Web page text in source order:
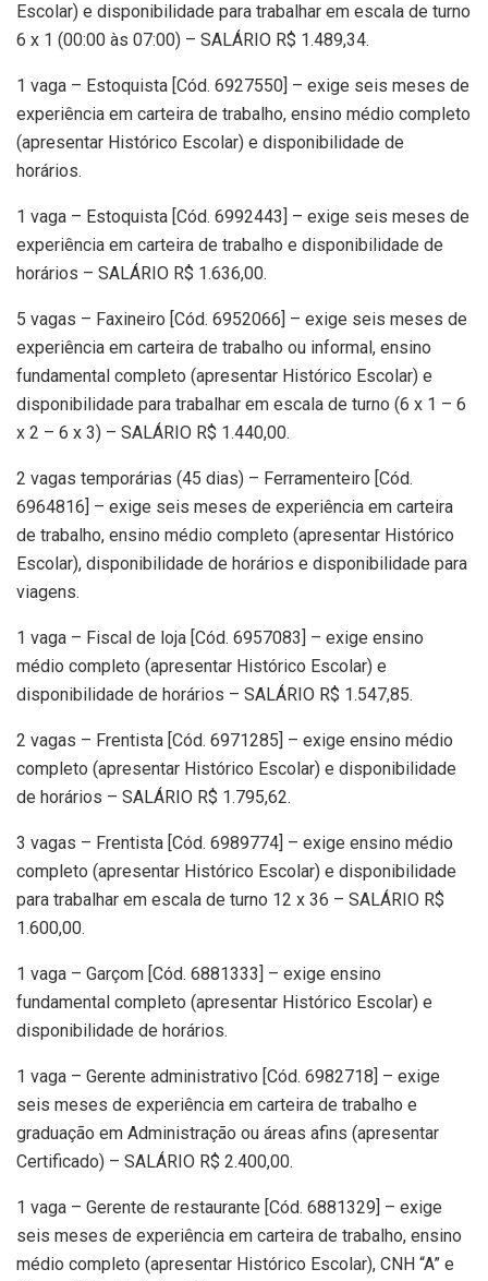
Escolar) e disponibilidade para trabalhar em escala de turno
6 x 1 (00:00 às 07:00) – SALÁRIO R$ 1.489,34.
1 vaga – Estoquista [Cód. 6927550] – exige seis meses de
experiência em carteira de trabalho, ensino médio completo
(apresentar Histórico Escolar) e disponibilidade de
horários.
1 vaga – Estoquista [Cód. 6992443] – exige seis meses de
experiência em carteira de trabalho e disponibilidade de
horários – SALÁRIO R$ 1.636,00.
5 vagas – Faxineiro [Cód. 6952066] – exige seis meses de
experiência em carteira de trabalho ou informal, ensino
fundamental completo (apresentar Histórico Escolar) e
disponibilidade para trabalhar em escala de turno (6 x 1 – 6
x 2 – 6 x 3) – SALÁRIO R$ 1.440,00.
2 vagas temporárias (45 dias) – Ferramenteiro [Cód.
6964816] – exige seis meses de experiência em carteira
de trabalho, ensino médio completo (apresentar Histórico
Escolar), disponibilidade de horários e disponibilidade para
viagens.
1 vaga – Fiscal de loja [Cód. 6957083] – exige ensino
médio completo (apresentar Histórico Escolar) e
disponibilidade de horários – SALÁRIO R$ 1.547,85.
2 vagas – Frentista [Cód. 6971285] – exige ensino médio
completo (apresentar Histórico Escolar) e disponibilidade
de horários – SALÁRIO R$ 1.795,62.
3 vagas – Frentista [Cód. 6989774] – exige ensino médio
completo (apresentar Histórico Escolar) e disponibilidade
para trabalhar em escala de turno 12 x 36 – SALÁRIO R$
1.600,00.
1 vaga – Garçom [Cód. 6881333] – exige ensino
fundamental completo (apresentar Histórico Escolar) e
disponibilidade de horários.
1 vaga – Gerente administrativo [Cód. 6982718] – exige
seis meses de experiência em carteira de trabalho e
graduação em Administração ou áreas afins (apresentar
Certificado) – SALÁRIO R$ 2.400,00.
1 vaga – Gerente de restaurante [Cód. 6881329] – exige
seis meses de experiência em carteira de trabalho, ensino
médio completo (apresentar Histórico Escolar), CNH “A” e